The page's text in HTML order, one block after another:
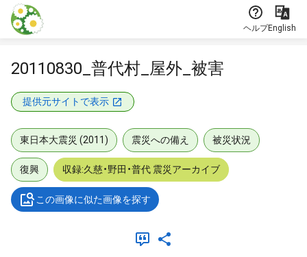
本文に飛ぶ
ヘルプEnglish
20110830_普代村_屋外_被害
提供元サイトで表示
東日本大震災 (2011) 震災への備え 被災状況
復興 収録:久慈・野田・普代 震災アーカイブ
この画像に似た画像を探す